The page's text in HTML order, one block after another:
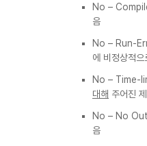
No –
음
No – Run-
에 비정상적으
No – Time-
대해 주어진
No – No
음